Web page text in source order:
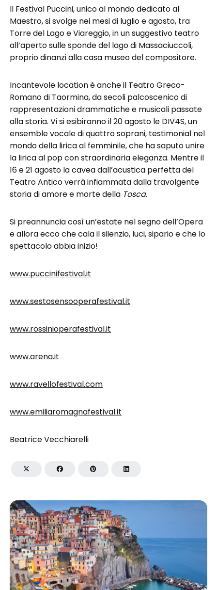
Il Festival Puccini, unico al mondo dedicato al
Maestro, si svolge nei mesi di luglio e agosto, tra
Torre del Lago e Viareggio, in un suggestivo teatro
all’aperto sulle sponde del lago di Massaciuccoli,
proprio dinanzi alla casa museo del compositore.
Incantevole location è anche il Teatro Greco-
Romano di Taormina, da secoli palcoscenico di
rappresentazioni drammatiche e musicali passate
alla storia. Vi si esibiranno il 20 agosto le DIV4S, un
ensemble vocale di quattro soprani, testimonial nel
mondo della lirica al femminile, che ha saputo unire
la lirica al pop con straordinaria eleganza. Mentre il
16 e 21 agosto la cavea dall’acustica perfetta del
Teatro Antico verrà infiammata dalla travolgente
storia di amore e morte della Tosca.
Si preannuncia così un’estate nel segno dell’Opera
e allora ecco che cala il silenzio, luci, sipario e che lo
spettacolo abbia inizio!
www.puccinifestival.it
www.sestosensooperafestival.it
www.rossinioperafestival.it
www.arena.it
www.ravellofestival.com
www.emiliaromagnafestival.it
Beatrice Vecchiarelli